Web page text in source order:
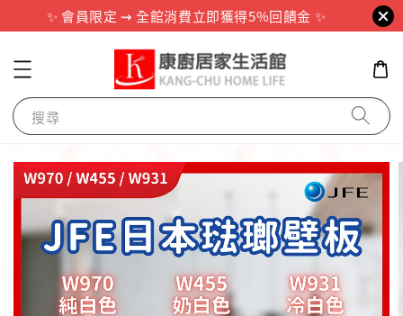
✨ 會員限定 ⇝ 全館消費立即獲得5%回饋金 ✨
搜尋